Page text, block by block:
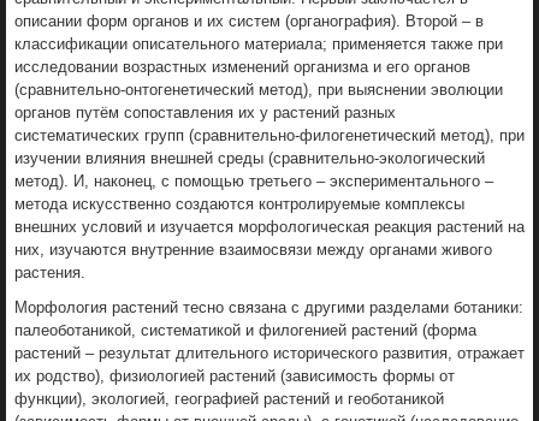
описании форм органов и их систем (органография). Второй – в
классификации описательного материала; применяется также при
исследовании возрастных изменений организма и его органов
(сравнительно-онтогенетический метод), при выяснении эволюции
органов путём сопоставления их у растений разных
систематических групп (сравнительно-филогенетический метод), при
изучении влияния внешней среды (сравнительно-экологический
метод). И, наконец, с помощью третьего – экспериментального –
метода искусственно создаются контролируемые комплексы
внешних условий и изучается морфологическая реакция растений на
них, изучаются внутренние взаимосвязи между органами живого
растения.
Морфология растений тесно связана с другими разделами ботаники:
палеоботаникой, систематикой и филогенией растений (форма
растений – результат длительного исторического развития, отражает
их родство), физиологией растений (зависимость формы от
функции), экологией, географией растений и геоботаникой